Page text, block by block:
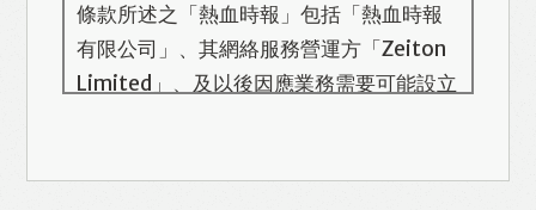
條款所述之「熱血時報」包括「熱血時報
有限公司」、其網絡服務營運方「Zeiton
Limited」、及以後因應業務需要可能設立
願性質。我們收集的個人資料包括姓名、